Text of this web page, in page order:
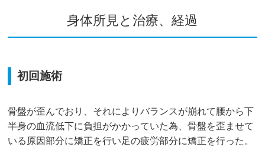
身体所見と治療、経過
初回施術
骨盤が歪んでおり、それによりバランスが崩れて腰から下
半身の血流低下に負担がかかっていた為、骨盤を歪ませて
いる原因部分に矯正を行い足の疲労部分に矯正を行った。